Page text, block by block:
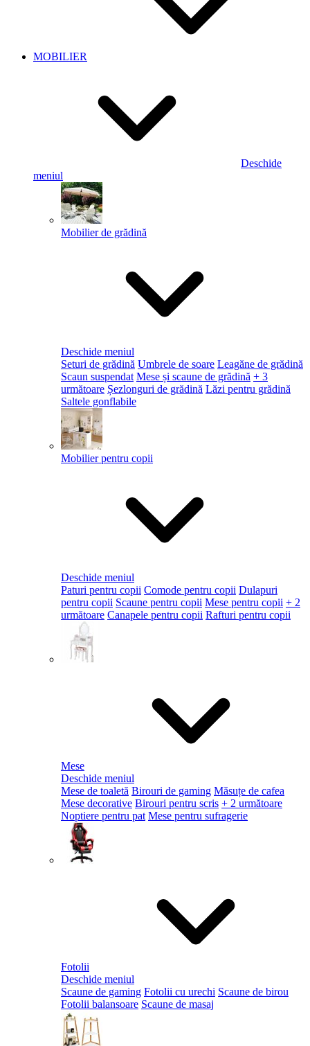
MOBILIER
Deschide
meniul
Mobilier de grădină
Deschide meniul
Seturi de grădină Umbrele de soare Leagăne de grădină
Scaun suspendat Mese și scaune de grădină + 3
următoare Șezlonguri de grădină Lăzi pentru grădină
Saltele gonflabile
Mobilier pentru copii
Deschide meniul
Paturi pentru copii Comode pentru copii Dulapuri
pentru copii Scaune pentru copii Mese pentru copii + 2
următoare Canapele pentru copii Rafturi pentru copii
Mese
Deschide meniul
Mese de toaletă Birouri de gaming Măsuțe de cafea
Mese decorative Birouri pentru scris + 2 următoare
Noptiere pentru pat Mese pentru sufragerie
Fotolii
Deschide meniul
Scaune de gaming Fotolii cu urechi Scaune de birou
Fotolii balansoare Scaune de masaj